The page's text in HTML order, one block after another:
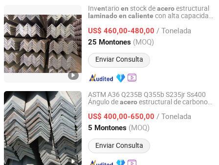
Inventarioen stock deaceroestructural
laminadoen caliente con alta capacidad
barandillas de carretera
US$ 460,00-480,00 / Tonelada
25 Montones (MOQ)
Enviar Consulta
Tianjin Xinsihai Technology Co., Ltd.
Tianjin, China Desde 2025
ASTM A36 Q235B Q355b S235jr Ss400
Ángulo deaceroestructural de carbono
desigual,laminado en caliente
US$ 400,00-650,00 / Tonelada
5 Montones (MOQ)
Enviar Consulta
Shandong Kanghong Machinery Manufacturing Co., Ltd
Shandong, China Desde 2026